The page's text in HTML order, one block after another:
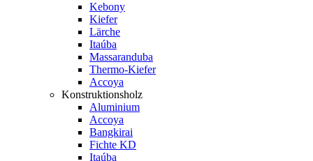
Kebony
Kiefer
Lärche
Itaúba
Massaranduba
Thermo-Kiefer
Accoya
Konstruktionsholz
Aluminium
Accoya
Bangkirai
Fichte KD
Itaúba